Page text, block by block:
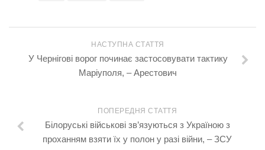
НАСТУПНА СТАТТЯ
У Чернігові ворог починає застосовувати тактику
Маріуполя, – Арестович
ПОПЕРЕДНЯ СТАТТЯ
Білоруські військові зв’язуються з Україною з
проханням взяти їх у полон у разі війни, – ЗСУ